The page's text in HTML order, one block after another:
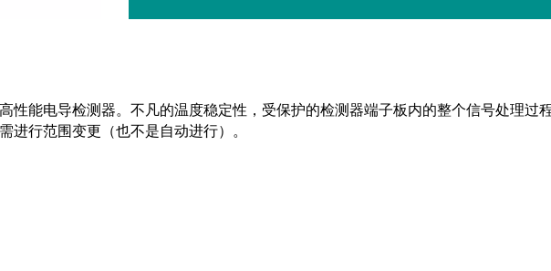
性能电导检测器。不凡的温度稳定性，受保护的检测器端子板内的整个信号处理过
行范围变更（也不是自动进行）。